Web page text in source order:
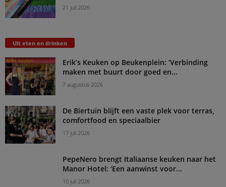
21 juli 2026
Uit eten en drinken
Erik’s Keuken op Beukenplein: ‘Verbinding
maken met buurt door goed en...
7 augustus 2026
De Biertuin blijft een vaste plek voor terras,
comfortfood en speciaalbier
17 juli 2026
PepeNero brengt Italiaanse keuken naar het
Manor Hotel: ‘Een aanwinst voor...
10 juli 2026